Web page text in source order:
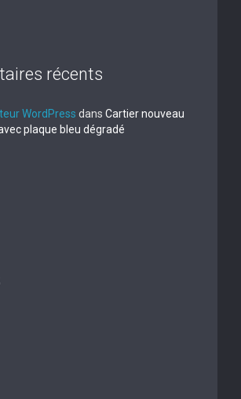
récents
WordPress dans Cartier nouveau
plaque bleu dégradé